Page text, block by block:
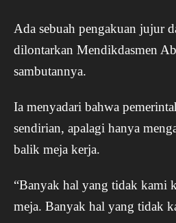
Ada sebuah pengakuan jujur
dilontarkan Mendikdasmen
sambutannya.
Ia menyadari bahwa
sendirian, apalagi hanya
balik meja kerja.
“Banyak hal yang tidak kami
meja. Banyak hal yang tidak